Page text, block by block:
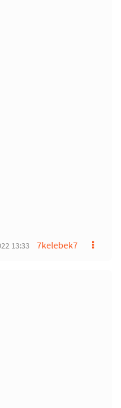
7kelebek7
13:33